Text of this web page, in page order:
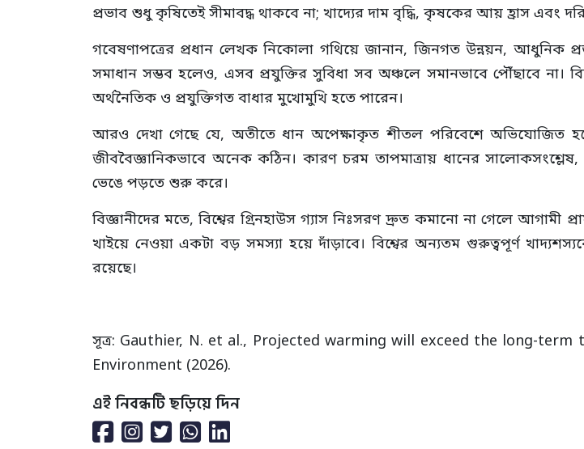
প্রভাব শুধু কৃষিতেই সীমাবদ্ধ থাকবে না; খাদ্যের দাম বৃদ্ধি, কৃষকের আয় হ্রাস এবং
গবেষণাপত্রের প্রধান লেখক নিকোলা গথিয়ে জানান, জিনগত উন্নয়ন, আধুনিক
সমাধান সম্ভব হলেও, এসব প্রযুক্তির সুবিধা সব অঞ্চলে সমানভাবে পৌঁছাবে না।
অর্থনৈতিক ও প্রযুক্তিগত বাধার মুখোমুখি হতে পারেন।
আরও দেখা গেছে যে, অতীতে ধান অপেক্ষাকৃত শীতল পরিবেশে অভিযোজিত
জীববৈজ্ঞানিকভাবে অনেক কঠিন। কারণ চরম তাপমাত্রায় ধানের
ভেঙে পড়তে শুরু করে।
বিজ্ঞানীদের মতে, বিশ্বের গ্রিনহাউস গ্যাস নিঃসরণ দ্রুত কমানো না গেলে আগামী
খাইয়ে নেওয়া একটা বড় সমস্যা হয়ে দাঁড়াবে। বিশ্বের অন্যতম গুরুত্বপূর্ণ
রয়েছে।
সূত্র: Gauthier, N. et al., Projected warming will exceed the long-
Environment (2026).
এই নিবন্ধটি ছড়িয়ে দিন